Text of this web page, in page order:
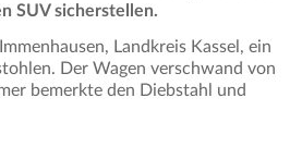
SUV sicherstellen.
Landkreis Kassel, ein
Der Wagen verschwand von
bemerkte den Diebstahl und